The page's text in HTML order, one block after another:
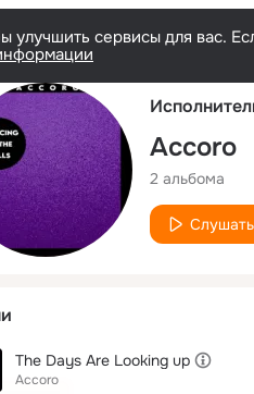
сервисы для вас.
Accoro
2 альбома
Слушать
The Days Are Looking up
Accoro